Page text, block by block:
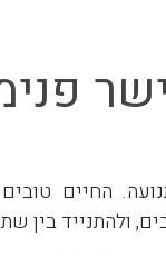
החיים
ולהתנייד בין